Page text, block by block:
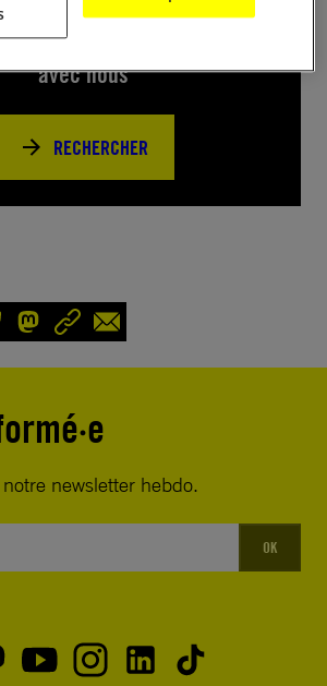
événements pour agir
avec nous
RECHERCHER
newsletter hebdo.
OK